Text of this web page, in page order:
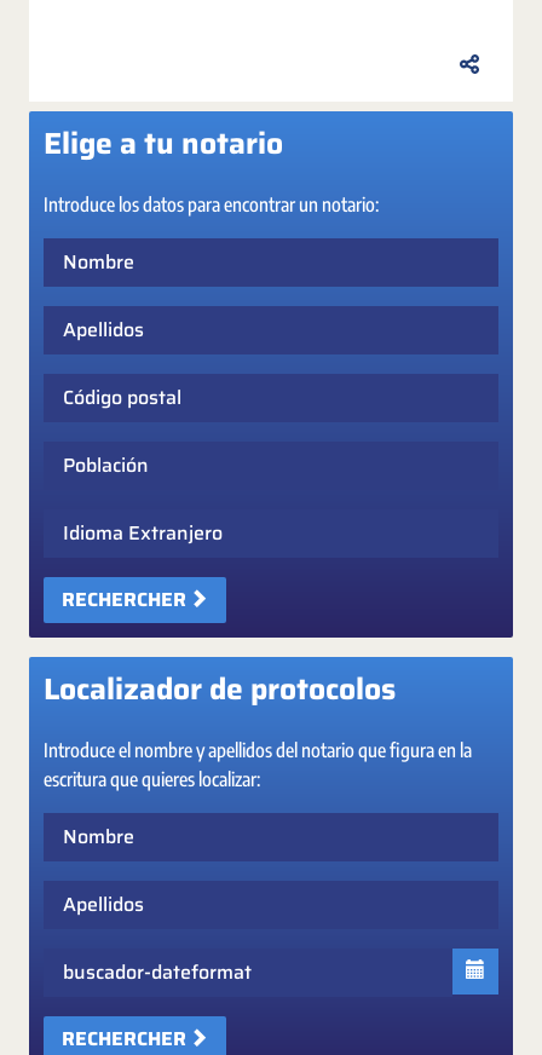
Elige a tu notario
Introduce los datos para encontrar un notario:
Apellidos
Código postal
Población
Idioma Extranjero
RECHERCHER
Localizador de protocolos
Introduce el nombre y apellidos del notario que figura en la
escritura que quieres localizar:
Apellidos
Fecha
RECHERCHER